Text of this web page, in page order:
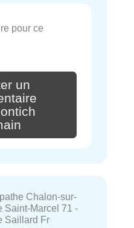
pour ce
un
Chalon-sur-
Saint-Marcel 71 -
Saillard Fr